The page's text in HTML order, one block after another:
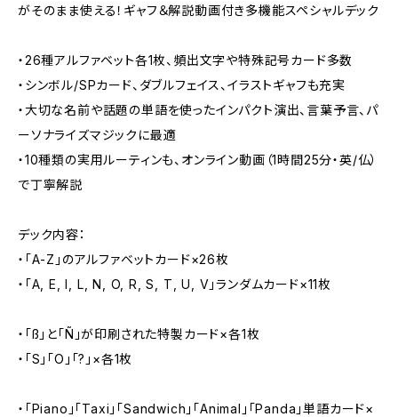
がそのまま使える！ギャフ＆解説動画付き多機能スペシャルデック
・26種アルファベット各1枚、頻出文字や特殊記号カード多数
・シンボル/SPカード、ダブルフェイス、イラストギャフも充実
・大切な名前や話題の単語を使ったインパクト演出、言葉予言、パ
ーソナライズマジックに最適
・10種類の実用ルーティンも、オンライン動画（1時間25分・英/仏）
で丁寧解説
デック内容：
・「A-Z」のアルファベットカード×26枚
・「A, E, I, L, N, O, R, S, T, U, V」ランダムカード×11枚
・「ß」と「Ñ」が印刷された特製カード×各1枚
・「S」「O」「?」×各1枚
・「Piano」「Taxi」「Sandwich」「Animal」「Panda」単語カード×